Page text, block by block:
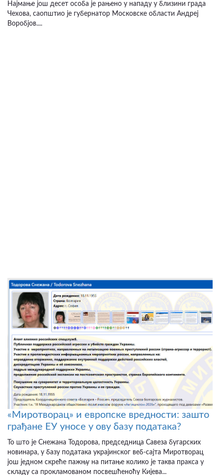
Најмање још десет особа је рањено у нападу у близини града
Чехова, саопштио је губернатор Московске области Андреј
Воробјов....
«Миротворац» и европске вредности: зашто
грађане ЕУ уносе у ову базу података?
То што је Снежана Тодорова, председница Савеза бугарских
новинара, у базу података украјинског веб-сајта Миротворац
још једном скреће пажњу на питање колико је таква пракса у
складу са прокламованом посвешћеноћу Кијева...